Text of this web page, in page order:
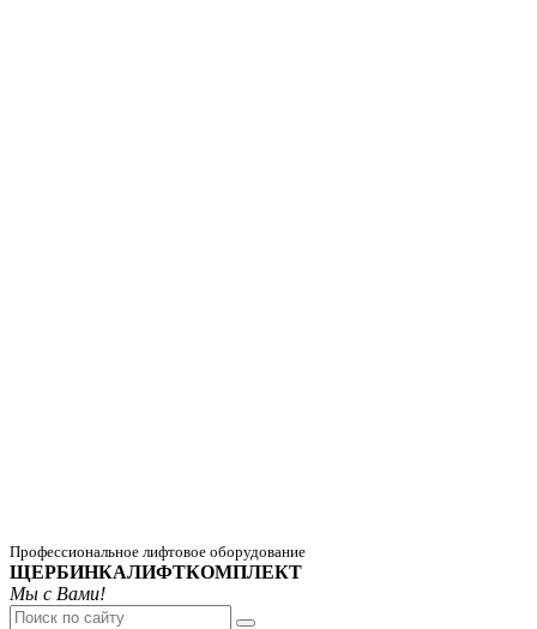
Профессиональное лифтовое оборудование
ЩЕРБИНКАЛИФТКОМПЛЕКТ
Мы с Вами!